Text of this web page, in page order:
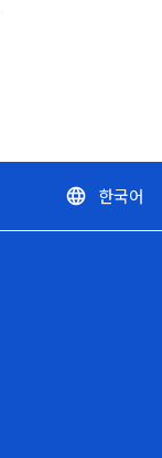
language 한국어